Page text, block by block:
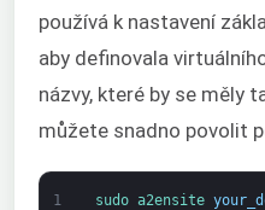
používá k nastavení
aby definovala
názvy, které by se měly
můžete snadno povolit
1 sudo a2ensite